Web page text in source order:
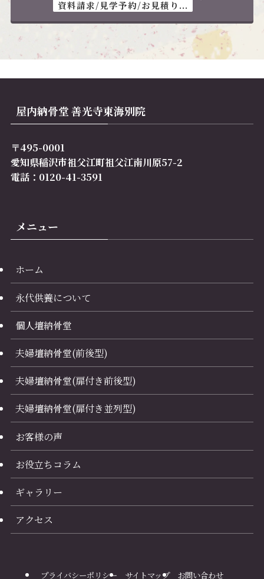
資料請求/見学予約/お見積り...
屋内納骨堂 善光寺東海別院
〒495-0001
愛知県稲沢市祖父江町祖父江南川原57-2
電話：0120-41-3591
メニュー
ホーム
永代供養について
個人壇納骨堂
夫婦壇納骨堂(前後型)
夫婦壇納骨堂(扉付き前後型)
夫婦壇納骨堂(扉付き並列型)
お客様の声
お役立ちコラム
ギャラリー
アクセス
プライバシーポリシー サイトマップ お問い合わせ